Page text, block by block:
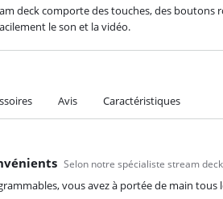
deck comporte des touches, des
le son et la vidéo.
Avis Caractéristiques
Selon notre spécialiste stream deck
vous avez à portée de main